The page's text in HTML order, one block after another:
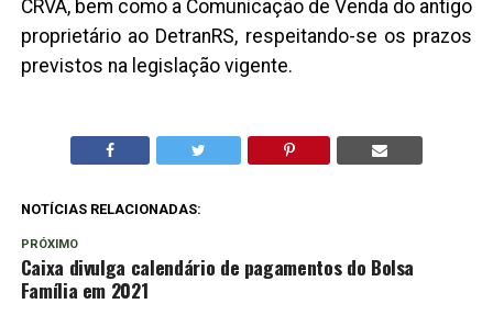
CRVA, bem como a Comunicação de Venda do antigo
proprietário ao DetranRS, respeitando-se os prazos
previstos na legislação vigente.
NOTÍCIAS RELACIONADAS:
PRÓXIMO
Caixa divulga calendário de pagamentos do Bolsa
Família em 2021